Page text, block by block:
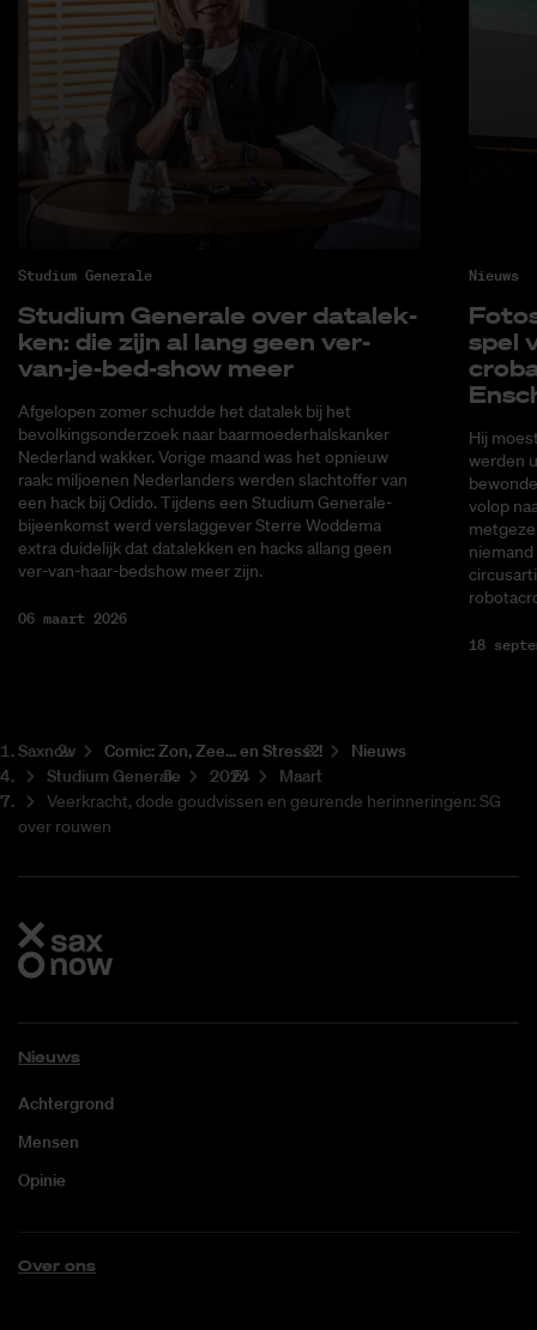
Studium Generale
Stu­di­um Ge­ne­ra­le over da­ta­lek­
ken: die zijn al lang geen ver-
van-je-bed-show meer
Afgelopen zomer schudde het datalek bij het
bevolkingsonderzoek naar baarmoederhalskanker
Nederland wakker. Vorige maand was het opnieuw
raak: miljoenen Nederlanders werden slachtoffer van
een hack bij Odido. Tijdens een Studium Generale-
bijeenkomst werd verslaggever Sterre Woddema
extra duidelijk dat datalekken en hacks allang geen
ver-van-haar-bedshow meer zijn.
06 maart 2026
Nieuws
spel
Hij
werden
volop
18
Saxnow Co­mic: Zon, Zee... en Stress?!
Nieuws
Studium Generale
2024
Maart
Veerkracht, dode goudvissen en geurende herinneringen: SG
over rouwen
Nieuws
Achtergrond
Mensen
Opinie
Over ons